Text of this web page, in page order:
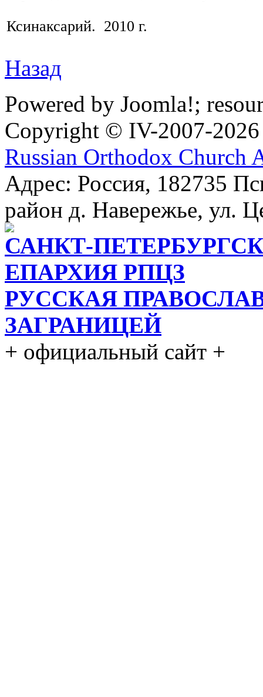
Ксинаксарий. 2010 г.
Назад
Powered by Joomla!;
Copyright © IV-2007-2026
Russian Orthodox Church
Адрес: Россия, 182735
район д. Навережье, ул.
САНКТ-
ЕПАРХИЯ РПЦЗ
РУССКАЯ
ЗАГРАНИЦЕЙ
+ официальный сайт +